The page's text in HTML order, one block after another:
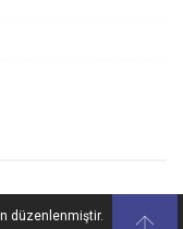
düzenlenmiştir.